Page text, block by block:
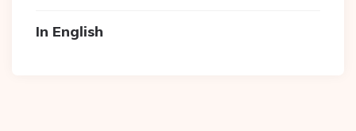
In English